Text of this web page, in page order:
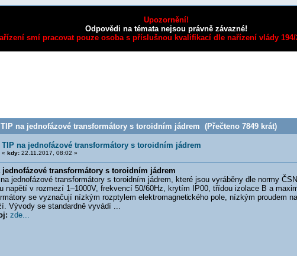
Upozornění!
Odpovědi na témata nejsou právně závazné!
smí pracovat pouze osoba s příslušnou kvalifikací dle nařízení vlády 194/
na jednofázové transformátory s toroidním jádrem (Přečteno 7849 krát)
TIP na jednofázové transformátory s toroidním jádrem
« kdy:22.11.2017, 08:02 »
jednofázové transformátory s toroidním jádrem
jednofázové transformátory s toroidním jádrem, které jsou vyráběny dle normy
napětí v rozmezí 1–1000V, frekvencí 50/60Hz, krytím IP00, třídou izolace B a
se vyznačují nízkým rozptylem elektromagnetického pole, nízkým proudem
Vývody se standardně vyvádí ...
zde...